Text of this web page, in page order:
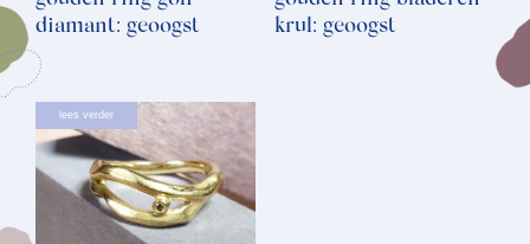
diamant: geoogst
krul: geoogst
lees verder